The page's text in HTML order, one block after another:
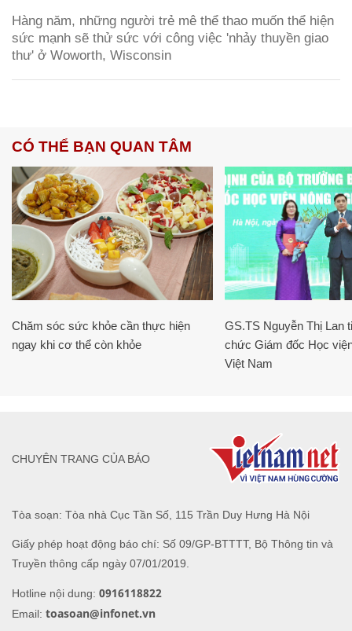
Hàng năm, những người trẻ mê thể thao muốn thể hiện
sức mạnh sẽ thử sức với công việc 'nhảy thuyền giao
thư' ở Woworth, Wisconsin
CÓ THỂ BẠN QUAN TÂM
Chăm sóc sức khỏe cần thực hiện
ngay khi cơ thể còn khỏe
GS.TS Nguyễn Thị Lan
chức Giám đốc Học
Việt Nam
Tòa soạn: Tòa nhà Cục Tần Số, 115 Trần Duy Hưng Hà Nội
Giấy phép hoạt động báo chí: Số 09/GP-BTTTT, Bộ Thông tin và
Truyền thông cấp ngày 07/01/2019.
Hotline nội dung: 0916118822
Email: toasoan@infonet.vn
CHUYÊN TRANG CỦA BÁO